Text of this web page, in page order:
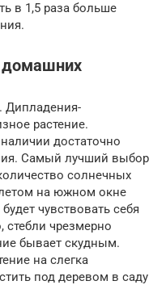
в 1,5 раза больше
домашних
Дипладения-
растение.
достаточно
Самый лучший выбор
солнечных
на южном окне
чувствовать себя
стебли чрезмерно
бывает скудным.
на слегка
под деревом в саду